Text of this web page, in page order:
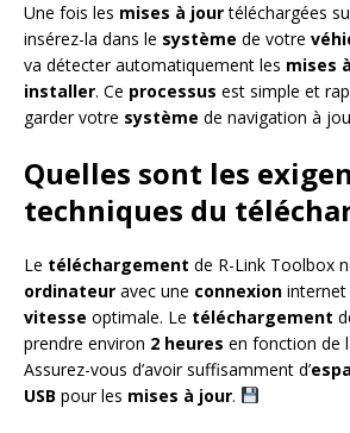
Une fois les mises à jourtéléchargées
insérez-la dans le système de votre
va détecter automatiquement les mises
installer. Ce processus est simple et
garder votre système de navigation à
Quelles sont les
techniques du
Le téléchargement de R-Link Toolbox
ordinateur avec une connexion internet
vitesse optimale. Le téléchargement
prendre environ 2 heures en fonction de
Assurez-vous d’avoir suffisamment d’
USB pour les mises à jour.